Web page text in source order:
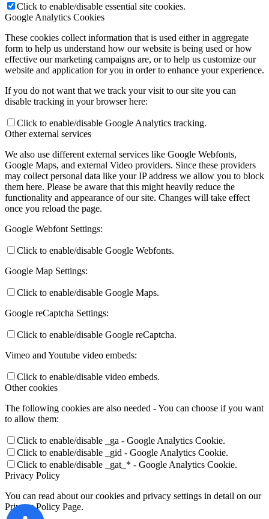
Click to enable/disable essential site cookies.
Google Analytics Cookies
These cookies collect information that is used either in aggregate
form to help us understand how our website is being used or how
effective our marketing campaigns are, or to help us customize our
website and application for you in order to enhance your experience.
If you do not want that we track your visit to our site you can
disable tracking in your browser here:
Click to enable/disable Google Analytics tracking.
Other external services
We also use different external services like Google Webfonts,
Google Maps, and external Video providers. Since these providers
may collect personal data like your IP address we allow you to block
them here. Please be aware that this might heavily reduce the
functionality and appearance of our site. Changes will take effect
once you reload the page.
Google Webfont Settings:
Click to enable/disable Google Webfonts.
Google Map Settings:
Click to enable/disable Google Maps.
Google reCaptcha Settings:
Click to enable/disable Google reCaptcha.
Vimeo and Youtube video embeds:
Click to enable/disable video embeds.
Other cookies
The following cookies are also needed - You can choose if you want
to allow them:
Click to enable/disable _ga - Google Analytics Cookie.
Click to enable/disable _gid - Google Analytics Cookie.
Click to enable/disable _gat_* - Google Analytics Cookie.
Privacy Policy
You can read about our cookies and privacy settings in detail on our
Privacy Policy Page.